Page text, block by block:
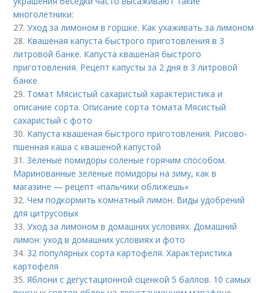
многолетники:
27.Уход за лимоном в горшке. Как ухаживать за лимоном
28. Квашеная капуста быстрого приготовления в 3
литровой банке. Капуста квашеная быстрого
приготовления. Рецепт капусты за 2 дня в 3 литровой
банке
29. Томат Мясистый сахаристый характеристика и
описание сорта. Описание сорта томата Мясистый
сахаристый с фото
30. Капуста квашеная быстрого приготовления. Рисово-
пшенная каша с квашеной капустой
31.Зеленые помидоры соленые горячим способом.
Маринованные зеленые помидоры на зиму, как в
магазине — рецепт «пальчики оближешь»
32.Чем подкормить комнатный лимон. Виды удобрений
для цитрусовых
33.Уход за лимоном в домашних условиях. Домашний
лимон: уход в домашних условиях и фото
34. 32 популярных сорта картофеля. Характеристика
картофеля
35.Яблони с дегустационной оценкой 5 баллов. 10 самых